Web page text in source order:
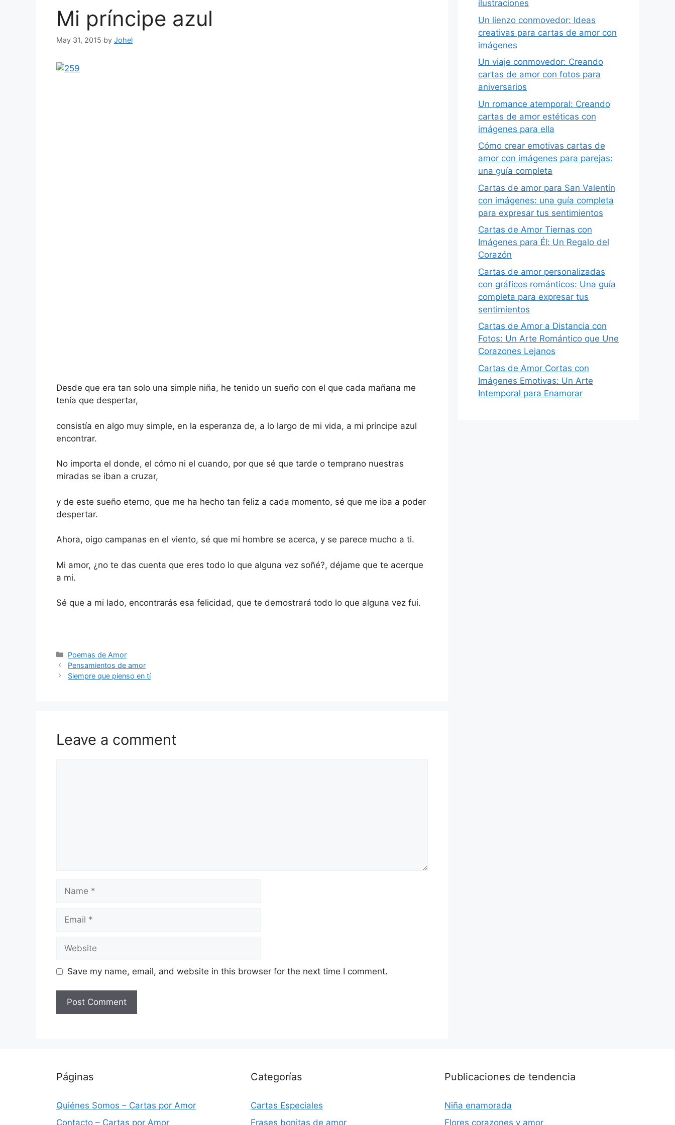
Mi príncipe azul
May 31, 2015 by Johel
Desde que era tan solo una simple niña, he tenido un sueño con el que cada mañana me
tenía que despertar,
consistía en algo muy simple, en la esperanza de, a lo largo de mi vida, a mi príncipe azul
encontrar.
No importa el donde, el cómo ni el cuando, por que sé que tarde o temprano nuestras
miradas se iban a cruzar,
y de este sueño eterno, que me ha hecho tan feliz a cada momento, sé que me iba a poder
despertar.
Ahora, oigo campanas en el viento, sé que mi hombre se acerca, y se parece mucho a ti.
Mi amor, ¿no te das cuenta que eres todo lo que alguna vez soñé?, déjame que te acerque
a mi.
Sé que a mi lado, encontrarás esa felicidad, que te demostrará todo lo que alguna vez fui.
Categories
Poemas de Amor
Pensamientos de amor
Siempre que pienso en tí
Leave a comment
Save my name, email, and website in this browser for the next time I comment.
ilustraciones
Un lienzo conmovedor: Ideas
creativas para cartas de amor con
imágenes
Un viaje conmovedor: Creando
cartas de amor con fotos para
aniversarios
Un romance atemporal: Creando
cartas de amor estéticas con
imágenes para ella
Cómo crear emotivas cartas de
amor con imágenes para parejas:
una guía completa
Cartas de amor para San Valentín
con imágenes: una guía completa
para expresar tus sentimientos
Cartas de Amor Tiernas con
Imágenes para Él: Un Regalo del
Corazón
Cartas de amor personalizadas
con gráficos románticos: Una guía
completa para expresar tus
sentimientos
Cartas de Amor a Distancia con
Fotos: Un Arte Romántico que Une
Corazones Lejanos
Cartas de Amor Cortas con
Imágenes Emotivas: Un Arte
Intemporal para Enamorar
Páginas
Quiénes Somos – Cartas por Amor
Contacto – Cartas por Amor
Categorías
Cartas Especiales
Frases bonitas de amor
Publicaciones de tendencia
Niña enamorada
Flores corazones y amor